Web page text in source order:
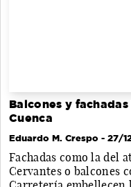
Balcones y
Cuenca
Eduardo M. Crespo - 27/
Fachadas como la del
Cervantes o balcones